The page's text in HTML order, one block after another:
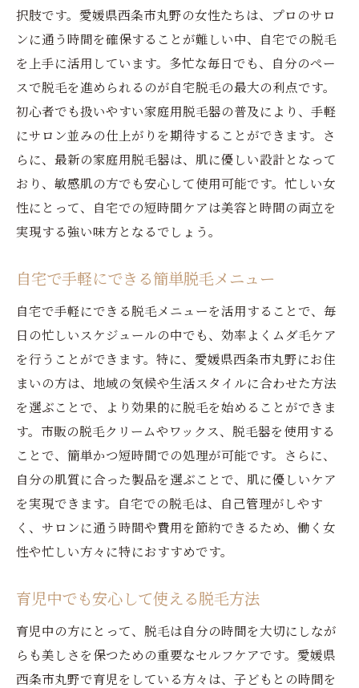
択肢です。愛媛県西条市丸野の女性たちは、プロのサロ
ンに通う時間を確保することが難しい中、自宅での脱毛
を上手に活用しています。多忙な毎日でも、自分のペー
スで脱毛を進められるのが自宅脱毛の最大の利点です。
初心者でも扱いやすい家庭用脱毛器の普及により、手軽
にサロン並みの仕上がりを期待することができます。さ
らに、最新の家庭用脱毛器は、肌に優しい設計となって
おり、敏感肌の方でも安心して使用可能です。忙しい女
性にとって、自宅での短時間ケアは美容と時間の両立を
実現する強い味方となるでしょう。
自宅で手軽にできる簡単脱毛メニュー
自宅で手軽にできる脱毛メニューを活用することで、毎
日の忙しいスケジュールの中でも、効率よくムダ毛ケア
を行うことができます。特に、愛媛県西条市丸野にお住
まいの方は、地域の気候や生活スタイルに合わせた方法
を選ぶことで、より効果的に脱毛を始めることができま
す。市販の脱毛クリームやワックス、脱毛器を使用する
ことで、簡単かつ短時間での処理が可能です。さらに、
自分の肌質に合った製品を選ぶことで、肌に優しいケア
を実現できます。自宅での脱毛は、自己管理がしやす
く、サロンに通う時間や費用を節約できるため、働く女
性や忙しい方々に特におすすめです。
育児中でも安心して使える脱毛方法
育児中の方にとって、脱毛は自分の時間を大切にしなが
らも美しさを保つための重要なセルフケアです。愛媛県
西条市丸野で育児をしている方々は、子どもとの時間を